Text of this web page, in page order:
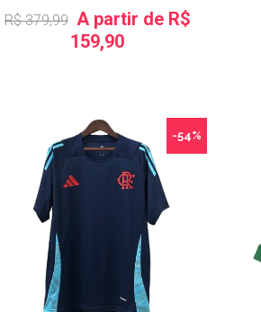
R$ 379,99 A partir de R$
159,90
-54%